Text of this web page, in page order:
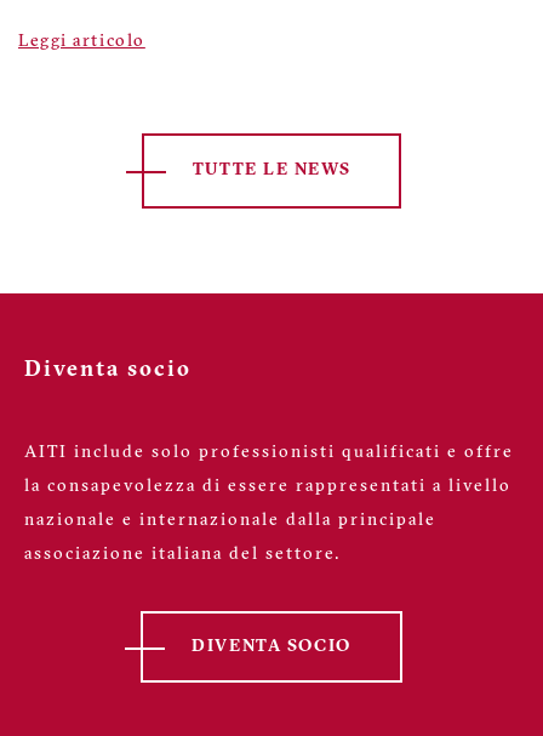
Leggi articolo
TUTTE LE NEWS
Diventa socio
AITI include solo professionisti qualificati e offre
la consapevolezza di essere rappresentati a livello
nazionale e internazionale dalla principale
associazione italiana del settore.
DIVENTA SOCIO